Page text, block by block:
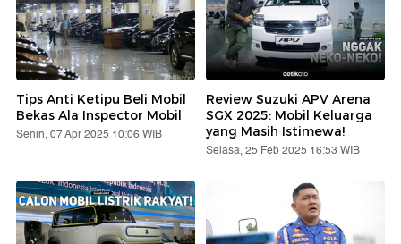
Tips Anti Ketipu Beli Mobil
Bekas Ala Inspector Mobil
Senin, 07 Apr 2025 10:06 WIB
Review Suzuki APV Arena
SGX 2025: Mobil Keluarga
yang Masih Istimewa!
Selasa, 25 Feb 2025 16:53 WIB